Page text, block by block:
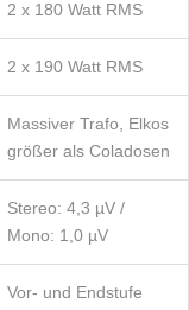
2 x 180 Watt RMS
2 x 190 Watt RMS
Massiver Trafo, Elkos
größer als Coladosen
Stereo: 4,3 µV /
Mono: 1,0 µV
Vor- und Endstufe